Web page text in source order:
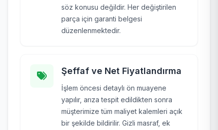
söz konusu değildir. Her değiştirilen
parça için garanti belgesi
düzenlenmektedir.
Şeffaf ve Net Fiyatlandırma
İşlem öncesi detaylı ön muayene
yapılır, arıza tespit edildikten sonra
müşterimize tüm maliyet kalemleri açık
bir şekilde bildirilir. Gizli masraf, ek